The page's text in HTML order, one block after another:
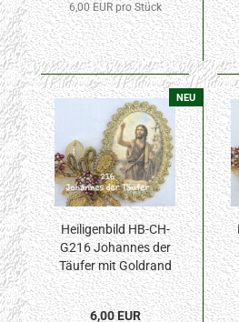
6,00 EUR pro Stück
NEU
Heiligenbild HB-CH-
G216 Johannes der
Täufer mit Goldrand
42x57mm
6,00 EUR